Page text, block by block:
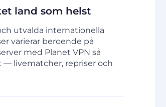
land som helst
utvalda internationella
varierar beroende på
med Planet VPN så
— livematcher, repriser och